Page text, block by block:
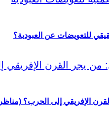
للتعويضات عن العبودية؟
القرن الإفريقي إلى الحرب؟